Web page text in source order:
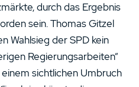
durch das Ergebnis
sein. Thomas Gitzel
Wahlsieg der SPD kein
Regierungsarbeiten“
sichtlichen Umbruch